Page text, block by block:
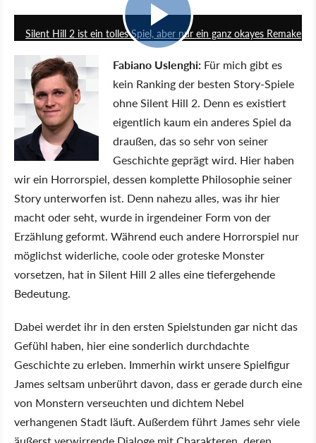
Silent Hill 2 ist ein tolles Spiel, aber nur ein ganz okayes Remake
Fabiano Uslenghi: Für mich gibt es
kein Ranking der besten Story-Spiele
ohne Silent Hill 2. Denn es existiert
eigentlich kaum ein anderes Spiel da
draußen, das so sehr von seiner
Geschichte geprägt wird. Hier haben
wir ein Horrorspiel, dessen komplette Philosophie seiner
Story unterworfen ist. Denn nahezu alles, was ihr hier
macht oder seht, wurde in irgendeiner Form von der
Erzählung geformt. Während euch andere Horrorspiel nur
möglichst widerliche, coole oder groteske Monster
vorsetzen, hat in Silent Hill 2 alles eine tiefergehende
Bedeutung.
Dabei werdet ihr in den ersten Spielstunden gar nicht das
Gefühl haben, hier eine sonderlich durchdachte
Geschichte zu erleben. Immerhin wirkt unsere Spielfigur
James seltsam unberührt davon, dass er gerade durch eine
von Monstern verseuchten und dichtem Nebel
verhangenen Stadt läuft. Außerdem führt James sehr viele